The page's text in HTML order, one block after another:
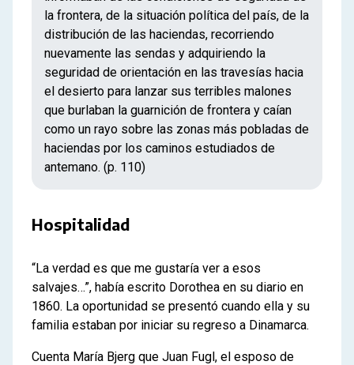
la frontera, de la situación política del país, de la
distribución de las haciendas, recorriendo
nuevamente las sendas y adquiriendo la
seguridad de orientación en las travesías hacia
el desierto para lanzar sus terribles malones
que burlaban la guarnición de frontera y caían
como un rayo sobre las zonas más pobladas de
haciendas por los caminos estudiados de
antemano. (p. 110)
Hospitalidad
“La verdad es que me gustaría ver a esos
salvajes…”, había escrito Dorothea en su diario en
1860. La oportunidad se presentó cuando ella y su
familia estaban por iniciar su regreso a Dinamarca.
Cuenta María Bjerg que Juan Fugl, el esposo de